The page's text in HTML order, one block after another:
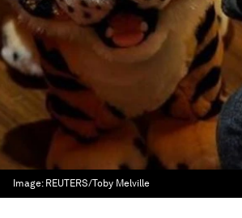
Image: REUTERS/Toby Melville